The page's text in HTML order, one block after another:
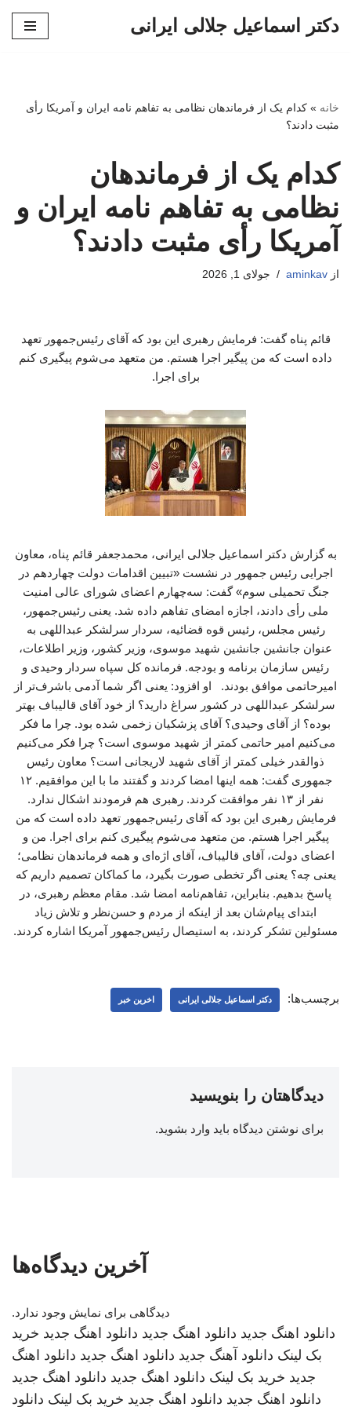
دکتر اسماعیل جلالی ایرانی
خانه » کدام یک از فرماندهان نظامی به تفاهم نامه ایران و آمریکا رأی
مثبت دادند؟
کدام یک از فرماندهان
نظامی به تفاهم نامه ایران و
آمریکا رأی مثبت دادند؟
از aminkav جولای 1, 2026
قائم پناه گفت: فرمایش رهبری این بود که آقای رئیس‌جمهور تعهد
داده است که من پیگیر اجرا هستم. من متعهد می‌شوم پیگیری کنم
برای اجرا.
به گزارش دکتر اسماعیل جلالی ایرانی، محمدجعفر قائم پناه، معاون
اجرایی رئیس جمهور در نشست «تبیین اقدامات دولت چهاردهم در
جنگ تحمیلی سوم» گفت: سه‌چهارم اعضای شورای عالی امنیت
ملی رأی دادند، اجازه امضای تفاهم داده شد. یعنی رئیس‌جمهور،
رئیس مجلس، رئیس قوه قضائیه، سردار سرلشکر عبداللهی به
عنوان جانشین جانشین شهید موسوی، وزیر کشور، وزیر اطلاعات،
رئیس سازمان برنامه و بودجه. فرمانده کل سپاه سردار وحیدی و
امیرحاتمی موافق بودند. او افزود: یعنی اگر شما آدمی باشرف‌تر از
سرلشکر عبداللهی در کشور سراغ دارید؟ از خود آقای قالیباف بهتر
بوده؟ از آقای وحیدی؟ آقای پزشکیان زخمی شده بود. چرا ما فکر
می‌کنیم امیر حاتمی کمتر از شهید موسوی است؟ چرا فکر می‌کنیم
ذوالقدر خیلی کمتر از آقای شهید لاریجانی است؟ معاون رئیس
جمهوری گفت: همه اینها امضا کردند و گفتند ما با این موافقیم. ۱۲
نفر از ۱۳ نفر موافقت کردند. رهبری هم فرمودند اشکال ندارد.
فرمایش رهبری این بود که آقای رئیس‌جمهور تعهد داده است که من
پیگیر اجرا هستم. من متعهد می‌شوم پیگیری کنم برای اجرا. من و
اعضای دولت، آقای قالیباف، آقای اژه‌ای و همه فرماندهان نظامی؛
یعنی چه؟ یعنی اگر تخطی صورت بگیرد، ما کماکان تصمیم داریم که
پاسخ بدهیم. بنابراین، تفاهم‌نامه امضا شد. مقام معظم رهبری، در
ابتدای پیام‌شان بعد از اینکه از مردم و حسن‌نظر و تلاش زیاد
مسئولین تشکر کردند، به استیصال رئیس‌جمهور آمریکا اشاره کردند.
برچسب‌ها: دکتر اسماعیل جلالی ایرانی اخرین خبر
دیدگاهتان را بنویسید
برای نوشتن دیدگاه باید وارد بشوید.
آخرین دیدگاه‌ها
دیدگاهی برای نمایش وجود ندارد.
دانلود اهنگ جدید دانلود اهنگ جدید دانلود اهنگ جدید خرید
بک لینک دانلود آهنگ جدید دانلود اهنگ جدید دانلود اهنگ
جدید خرید بک لینک دانلود اهنگ جدید دانلود اهنگ جدید
دانلود اهنگ جدید دانلود اهنگ جدید خرید بک لینک دانلود